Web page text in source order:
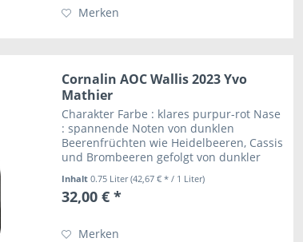
Merken
Cornalin AOC Wallis 2023 Yvo
Mathier
Charakter Farbe : klares purpur-rot Nase
: spannende Noten von dunklen
Beerenfrüchten wie Heidelbeeren, Cassis
und Brombeeren gefolgt von dunkler
dunkler Schokolade sowie einem Hauch
Kaffee Zunge : dieses...
Inhalt0.75 Liter(42,67 € * / 1 Liter)
32,00 € *
Merken